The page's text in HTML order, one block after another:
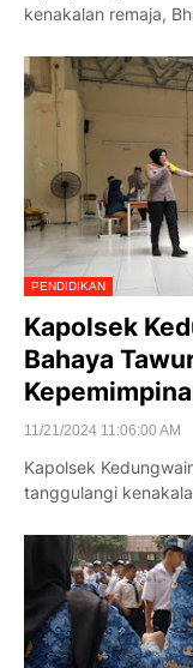
kenakalan remaja,
PENDIDIKAN
Kapolsek
Bahaya
11/21/2024 11:06:00 AM
Kapolsek
tanggulangi